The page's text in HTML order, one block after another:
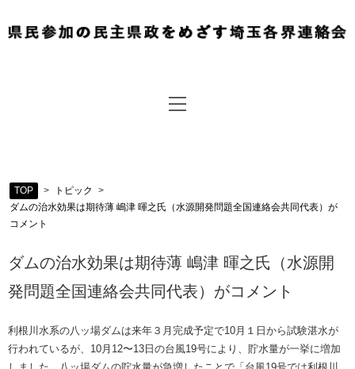
TOP > トピック
>
ダムの治水効果は期待薄 嶋津 暉之氏（水源開発問題全国連絡会共同代表）が
コメント
ダムの治水効果は期待薄 嶋津 暉之氏（水源開
発問題全国連絡会共同代表）がコメント
利根川水系の八ッ場ダムは来年３月完成予定で10月１日から試験湛水が
行われているが、10月12〜13日の台風19号により、貯水量が一挙に増加